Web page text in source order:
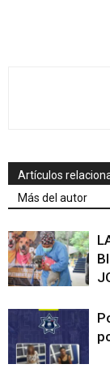
Artículos
Más del autor